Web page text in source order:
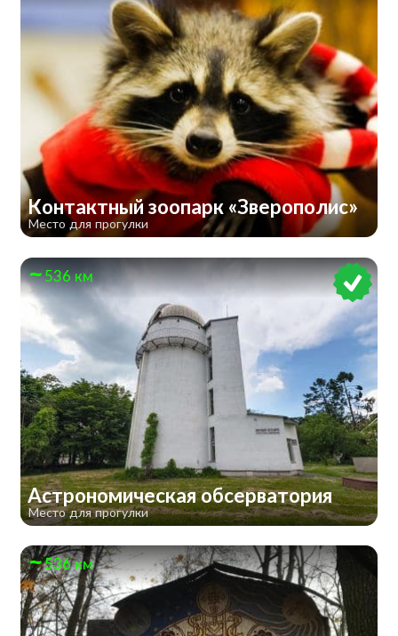
Контактный зоопарк «Зверополис»
Место для прогулки
536 км
Астрономическая обсерватория
Место для прогулки
536 км